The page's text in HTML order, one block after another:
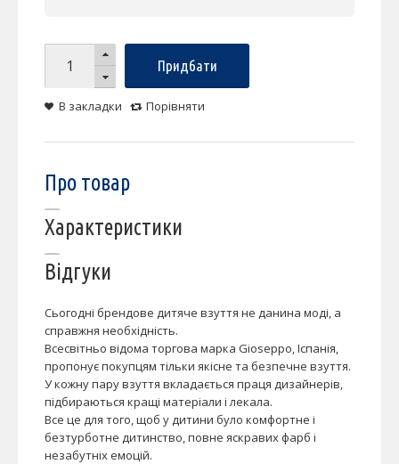
Придбати
В закладки Порівняти
Про товар
Характеристики
Відгуки
Сьогодні брендове дитяче взуття не данина моді, а
справжня необхідність.
Всесвітньо відома торгова марка Gioseppo, Іспанія,
пропонує покупцям тільки якісне та безпечне взуття.
У кожну пару взуття вкладається праця дизайнерів,
підбираються кращі матеріали і лекала.
Все це для того, щоб у дитини було комфортне і
безтурботне дитинство, повне яскравих фарб і
незабутніх емоцій.